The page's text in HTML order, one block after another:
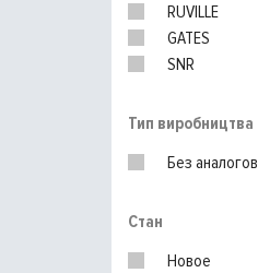
RUVILLE
GATES
SNR
Тип виробництва
Без аналогов
Стан
Новое